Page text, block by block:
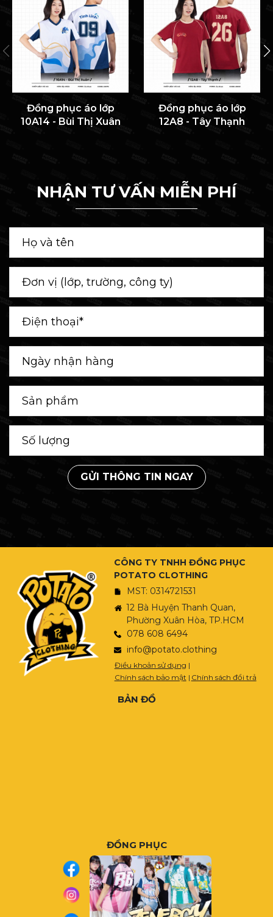
Đồng phục áo lớp
10A14 - Bùi Thị Xuân
Đồng phục áo lớp
12A8 - Tây Thạnh
NHẬN TƯ VẤN MIỄN PHÍ
GỬI THÔNG TIN NGAY
CÔNG TY TNHH ĐỒNG PHỤC
POTATO CLOTHING
MST: 0314721531
12 Bà Huyện Thanh Quan,
Phường Xuân Hòa, TP.HCM
078 608 6494
info@potato.clothing
Điều khoản sử dụng |
Chính sách bảo mật | Chính sách đổi trả
BẢN ĐỒ
ĐỒNG PHỤC